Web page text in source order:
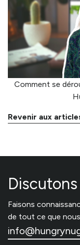
Comment se
Revenir aux
Faisons
de tout ce que